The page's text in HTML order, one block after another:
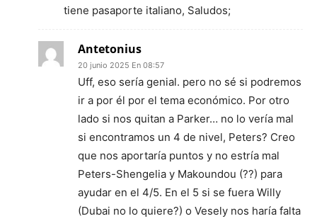
tiene pasaporte italiano, Saludos;
Antetonius
20 junio 2025 En 08:57
Uff, eso sería genial. pero no sé si podremos
ir a por él por el tema económico. Por otro
lado si nos quitan a Parker… no lo vería mal
si encontramos un 4 de nivel, Peters? Creo
que nos aportaría puntos y no estría mal
Peters-Shengelia y Makoundou (??) para
ayudar en el 4/5. En el 5 si se fuera Willy
(Dubai no lo quiere?) o Vesely nos haría falta